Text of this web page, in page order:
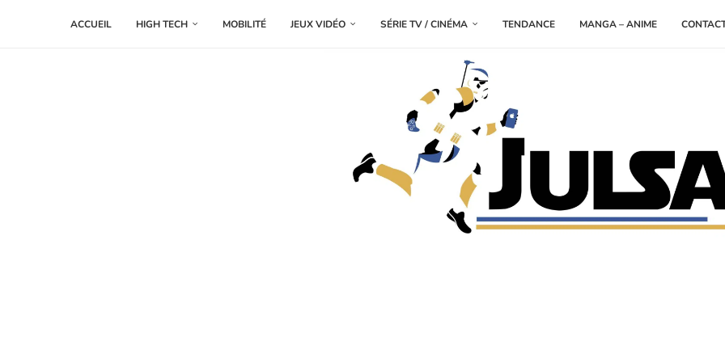
ACCUEIL HIGH TECH MOBILITÉ JEUX VIDÉO SÉRIE TV / CINÉMA TENDANCE MANGA – ANIME